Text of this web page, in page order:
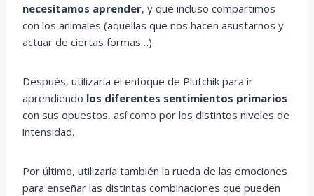
necesitamos aprender, y que incluso compartimos
con los animales (aquellas que nos hacen asustarnos y
actuar de ciertas formas…).
Después, utilizaría el enfoque de Plutchik para ir
aprendiendo los diferentes sentimientos primarios
con sus opuestos, así como por los distintos niveles de
intensidad.
Por último, utilizaría también la rueda de las emociones
para enseñar las distintas combinaciones que pueden